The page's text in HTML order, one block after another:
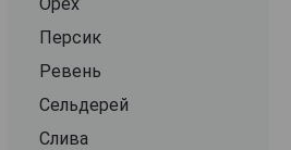
Персик
Ревень
Сельдерей
Слива